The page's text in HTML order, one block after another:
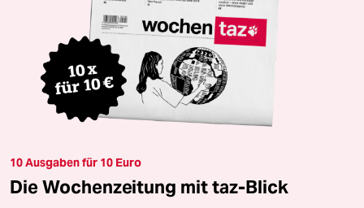
10 Ausgaben für 10 Euro
Die Wochenzeitung mit taz-Blick